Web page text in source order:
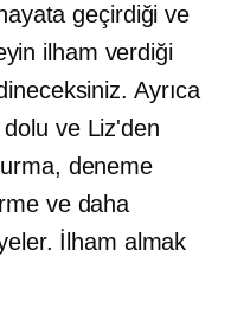
geçirdiği ve
ilham verdiği
Ayrıca
ve Liz'den
deneme
ve daha
İlham almak